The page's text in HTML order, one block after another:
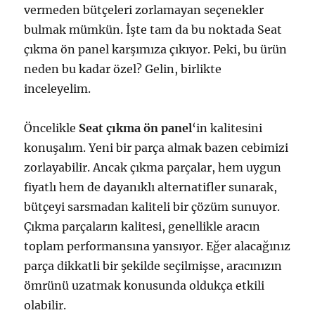
vermeden bütçeleri zorlamayan seçenekler
bulmak mümkün. İşte tam da bu noktada Seat
çıkma ön panel karşımıza çıkıyor. Peki, bu ürün
neden bu kadar özel? Gelin, birlikte
inceleyelim.
Öncelikle Seat çıkma ön panel‘in kalitesini
konuşalım. Yeni bir parça almak bazen cebimizi
zorlayabilir. Ancak çıkma parçalar, hem uygun
fiyatlı hem de dayanıklı alternatifler sunarak,
bütçeyi sarsmadan kaliteli bir çözüm sunuyor.
Çıkma parçaların kalitesi, genellikle aracın
toplam performansına yansıyor. Eğer alacağınız
parça dikkatli bir şekilde seçilmişse, aracınızın
ömrünü uzatmak konusunda oldukça etkili
olabilir.